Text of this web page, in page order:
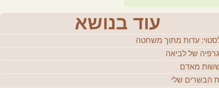
עוד בנושא
עדות מתוך משחטה
של לביאה
מאדם
הבשרים שלי